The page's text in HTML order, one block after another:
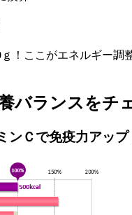
！ここがエネルギー調
バランスをチ
ンＣで免疫力アップ